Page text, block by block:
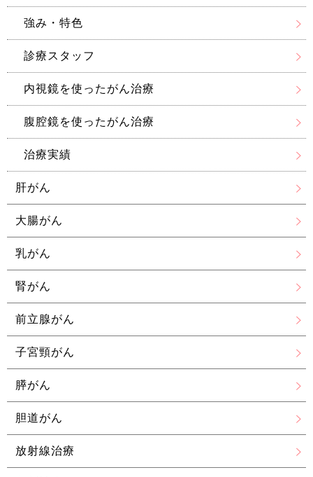
強み・特色
診療スタッフ
内視鏡を使ったがん治療
腹腔鏡を使ったがん治療
治療実績
肝がん
大腸がん
乳がん
腎がん
前立腺がん
子宮頸がん
膵がん
胆道がん
放射線治療